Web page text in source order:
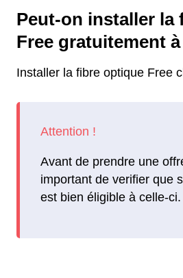
Peut-on installer la
Free gratuitement
Installer la fibre optique Free
Avant de prendre une
important de verifier que
est bien éligible à celle-ci.